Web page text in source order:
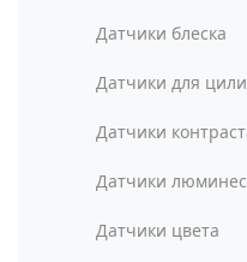
Датчики блеска
Датчики для
Датчики
Датчики
Датчики цвета